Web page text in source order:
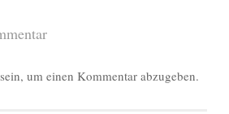
sein, um einen Kommentar abzugeben.